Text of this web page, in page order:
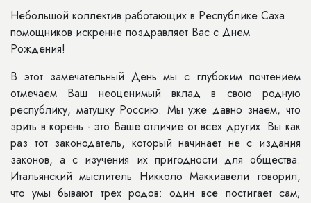
Небольшой коллектив работающих в Республике Саха
помощников искренне поздравляет Вас с Днем
Рождения!
В этот замечательный День мы с глубоким почтением
отмечаем Ваш неоценимый вклад в свою родную
республику, матушку Россию. Мы уже давно знаем, что
зрить в корень - это Ваше отличие от всех других. Вы как
раз тот законодатель, который начинает не с издания
законов, а с изучения их пригодности для общества.
Итальянский мыслитель Никколо Маккиавели говорил,
что умы бывают трех родов: один все постигает сам;